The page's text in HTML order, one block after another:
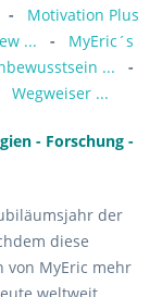
-
Motivation Plus
... - MyEric´s
...
-
Wegweiser ...
- Forschung -
der
diese
von MyEric mehr